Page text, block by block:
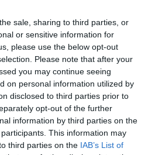
sale, sharing to third parties, or
or sensitive information for
please use the below opt-out
Please note that after your
you may continue seeing
on personal information utilized by
disclosed to third parties prior to
opt-out of the further
information by third parties on the
participants. This information may
third parties on the IAB’s List of
διαχυτική και
του προτάσεις δεν
δεν έχουν επιλεγεί
τον αναγνώστη,
για έκφραση και συνέχεια
αντιλαμβάνομαι. Ο Σαραμάγκου
του με μοχλό την περιγραφή,
προείπα και εργαλείο του
που χρησιμοποιεί για να